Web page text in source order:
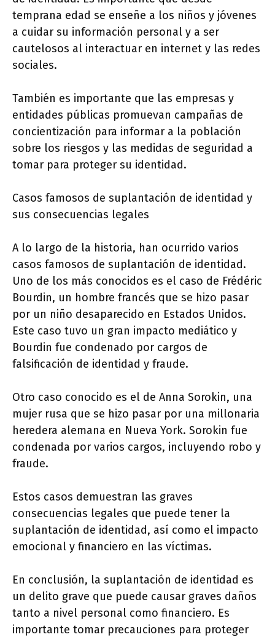
temprana edad se enseñe a los niños y jóvenes
a cuidar su información personal y a ser
cautelosos al interactuar en internet y las redes
sociales.
También es importante que las empresas y
entidades públicas promuevan campañas de
concientización para informar a la población
sobre los riesgos y las medidas de seguridad a
tomar para proteger su identidad.
Casos famosos de suplantación de identidad y
sus consecuencias legales
A lo largo de la historia, han ocurrido varios
casos famosos de suplantación de identidad.
Uno de los más conocidos es el caso de Frédéric
Bourdin, un hombre francés que se hizo pasar
por un niño desaparecido en Estados Unidos.
Este caso tuvo un gran impacto mediático y
Bourdin fue condenado por cargos de
falsificación de identidad y fraude.
Otro caso conocido es el de Anna Sorokin, una
mujer rusa que se hizo pasar por una millonaria
heredera alemana en Nueva York. Sorokin fue
condenada por varios cargos, incluyendo robo y
fraude.
Estos casos demuestran las graves
consecuencias legales que puede tener la
suplantación de identidad, así como el impacto
emocional y financiero en las víctimas.
En conclusión, la suplantación de identidad es
un delito grave que puede causar graves daños
tanto a nivel personal como financiero. Es
importante tomar precauciones para proteger